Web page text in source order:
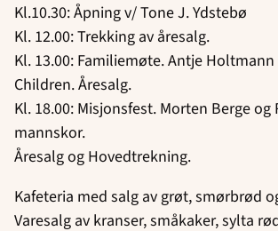
Kl.10.30: Åpning v/ Tone J. Ydstebø
Kl. 12.00: Trekking av åresalg.
Kl. 13.00: Familiemøte. Antje
Children. Åresalg.
Kl. 18.00: Misjonsfest. Morten Berge og
mannskor.
Åresalg og Hovedtrekning.
Kafeteria med salg av grøt, smørbrød
Varesalg av kranser, småkaker, sylta